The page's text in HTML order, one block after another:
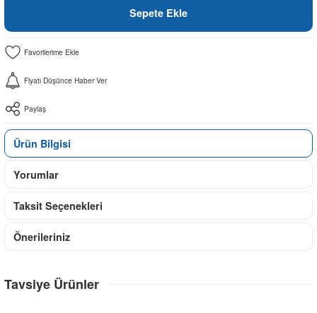
Sepete Ekle
Fiyatı Düşünce Haber Ver
Paylaş
Ürün Bilgisi
Yorumlar
Taksit Seçenekleri
Önerileriniz
Tavsiye Ürünler